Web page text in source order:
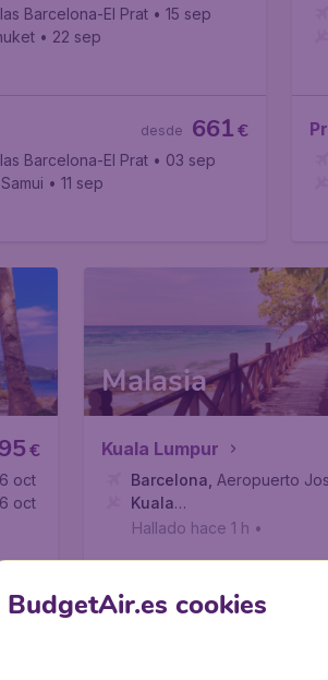
Barcelona-El Prat • 15 sep
• 22 sep
€
661
desde
Barcelona-El Prat • 03 sep
• 11 sep
€
Barcelona-El Prat
oct
oct
€
570
Barcelona-El Prat
ago
Cebú
sep
Malasia
Kuala Lumpur
Barcelona Aeropuerto
Kuala
Lumpur , Aeropuerto
Hallado hace 1 h •
Kota Kinabalu
BudgetAir.es cookies